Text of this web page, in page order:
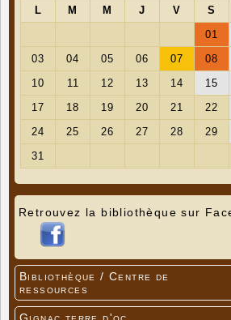
Retrouvez la bibliothèque sur
Bibliothèque / Centre de
ressources